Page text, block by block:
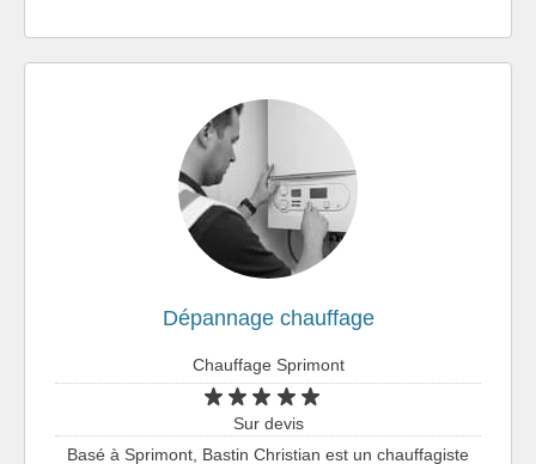
Dépannage chauffage
Chauffage Sprimont
Sur devis
Basé à Sprimont, Bastin Christian est un chauffagiste